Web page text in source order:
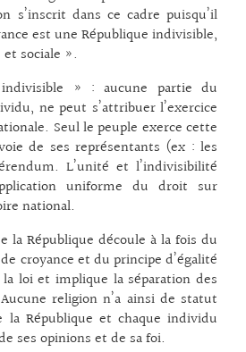
s’inscrit dans ce cadre puisqu’il
est une République indivisible,
sociale ».
» : aucune partie du
ne peut s’attribuer l’exercice
Seul le peuple exerce cette
de ses représentants (ex : les
L’unité et l’indivisibilité
uniforme du droit sur
national.
la République découle à la fois du
croyance et du principe d’égalité
loi et implique la séparation des
religion n’a ainsi de statut
République et chaque individu
ses opinions et de sa foi.